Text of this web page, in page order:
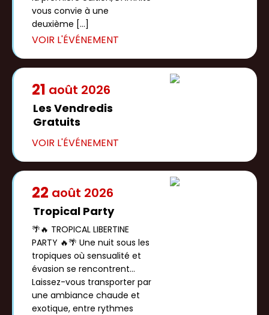
vous convie à une
deuxième […]
21 août 2026
Les Vendredis
Gratuits
22 août 2026
Tropical Party
🌴🔥 TROPICAL LIBERTINE
PARTY 🔥🌴 Une nuit sous les
tropiques où sensualité et
évasion se rencontrent...
Laissez-vous transporter par
une ambiance chaude et
exotique, entre rythmes